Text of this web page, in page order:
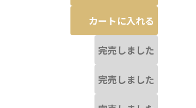
カートに入れる
完売しました
完売しました